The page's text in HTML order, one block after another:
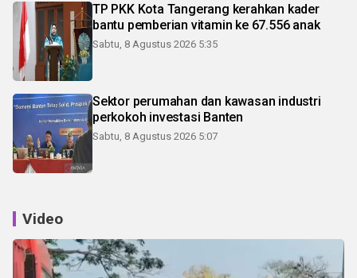
TP PKK Kota Tangerang kerahkan kader
bantu pemberian vitamin ke 67.556 anak
Sabtu, 8 Agustus 2026 5:35
Sektor perumahan dan kawasan industri
perkokoh investasi Banten
Sabtu, 8 Agustus 2026 5:07
Video